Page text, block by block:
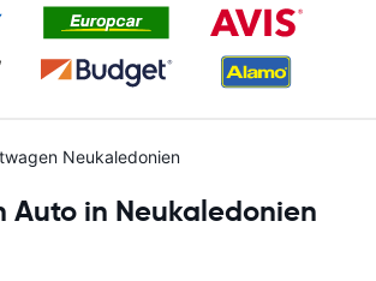
Neukaledonien
Auto in Neukaledonien